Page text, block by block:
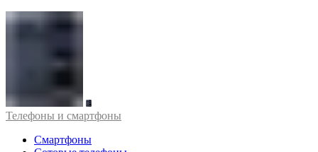
Телефоны и смартфоны
Смартфоны